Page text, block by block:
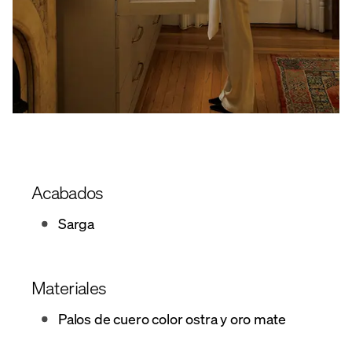
Acabados
Sarga
Materiales
Palos de cuero color ostra y oro mate